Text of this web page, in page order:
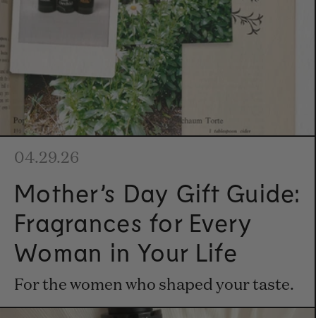
04.29.26
Mother’s Day Gift Guide:
Fragrances for Every
Woman in Your Life
For the women who shaped your taste.